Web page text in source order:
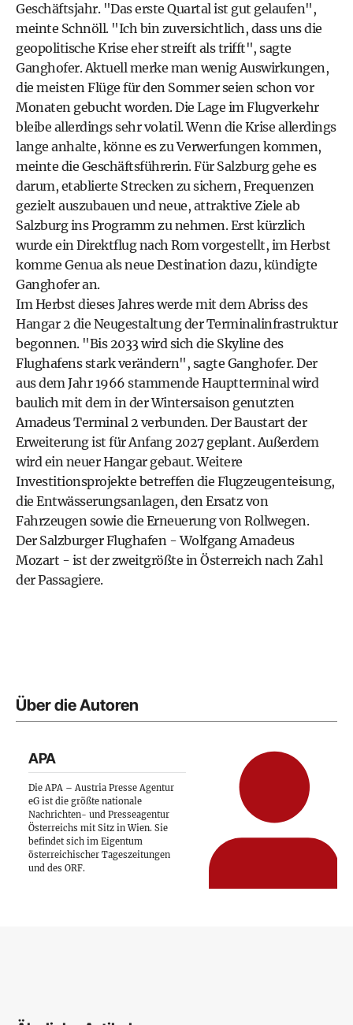
Geschäftsjahr. "Das erste Quartal ist gut gelaufen",
meinte Schnöll. "Ich bin zuversichtlich, dass uns die
geopolitische Krise eher streift als trifft", sagte
Ganghofer. Aktuell merke man wenig Auswirkungen,
die meisten Flüge für den Sommer seien schon vor
Monaten gebucht worden. Die Lage im Flugverkehr
bleibe allerdings sehr volatil. Wenn die Krise allerdings
lange anhalte, könne es zu Verwerfungen kommen,
meinte die Geschäftsführerin. Für Salzburg gehe es
darum, etablierte Strecken zu sichern, Frequenzen
gezielt auszubauen und neue, attraktive Ziele ab
Salzburg ins Programm zu nehmen. Erst kürzlich
wurde ein Direktflug nach Rom vorgestellt, im Herbst
komme Genua als neue Destination dazu, kündigte
Ganghofer an.
Im Herbst dieses Jahres werde mit dem Abriss des
Hangar 2 die Neugestaltung der Terminalinfrastruktur
begonnen. "Bis 2033 wird sich die Skyline des
Flughafens stark verändern", sagte Ganghofer. Der
aus dem Jahr 1966 stammende Hauptterminal wird
baulich mit dem in der Wintersaison genutzten
Amadeus Terminal 2 verbunden. Der Baustart der
Erweiterung ist für Anfang 2027 geplant. Außerdem
wird ein neuer Hangar gebaut. Weitere
Investitionsprojekte betreffen die Flugzeugenteisung,
die Entwässerungsanlagen, den Ersatz von
Fahrzeugen sowie die Erneuerung von Rollwegen.
Der Salzburger Flughafen - Wolfgang Amadeus
Mozart - ist der zweitgrößte in Österreich nach Zahl
der Passagiere.
Über die Autoren
APA
Die APA – Austria Presse Agentur
eG ist die größte nationale
Nachrichten- und Presseagentur
Österreichs mit Sitz in Wien. Sie
befindet sich im Eigentum
österreichischer Tageszeitungen
und des ORF.